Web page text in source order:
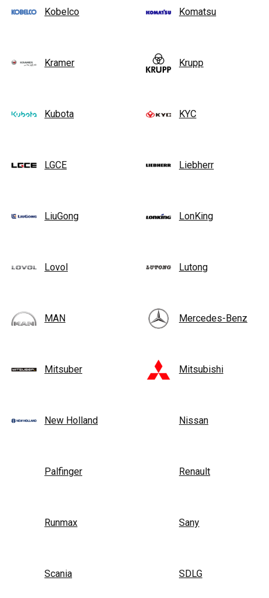
Kobelco Komatsu
Kramer Krupp
Kubota KYC
LGCE Liebherr
LiuGong LonKing
Lovol Lutong
MAN Mercedes-Benz
Mitsuber Mitsubishi
New Holland Nissan
Palfinger Renault
Runmax Sany
Scania SDLG